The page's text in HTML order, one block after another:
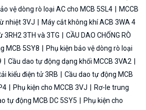
vệ dòng rò loại AC cho MCB 5SL4
MCCB
nhiệt 3VJ
Máy cắt không khí ACB 3WA 4
3RH2 3TH và 3TG
CẦU DAO CHỐNG RÒ
MCB 5SY8
Phụ kiện bảo vệ dòng rò loại
Cầu dao tự động dạng khối MCCB 3VA2
kiểu điện tử 3RB
Cầu dao tự động MCB
Phụ kiện cho MCCB 3VJ
Rơ-le trung
tự động MCB DC 5SY5
Phụ kiện cho